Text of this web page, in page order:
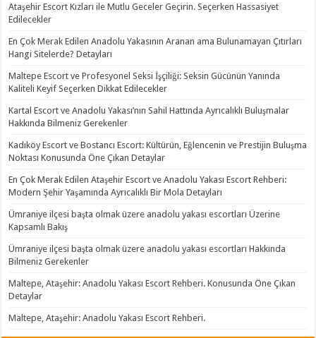
Ataşehir Escort Kızları ile Mutlu Geceler Geçirin. Seçerken Hassasiyet
Edilecekler
En Çok Merak Edilen Anadolu Yakasının Aranan ama Bulunamayan Çıtırları
Hangi Sitelerde? Detayları
Maltepe Escort ve Profesyonel Seksi İşçiliği: Seksin Gücünün Yanında
Kaliteli Keyif Seçerken Dikkat Edilecekler
Kartal Escort ve Anadolu Yakası’nın Sahil Hattında Ayrıcalıklı Buluşmalar
Hakkında Bilmeniz Gerekenler
Kadıköy Escort ve Bostancı Escort: Kültürün, Eğlencenin ve Prestijin Buluşma
Noktası Konusunda Öne Çıkan Detaylar
En Çok Merak Edilen Ataşehir Escort ve Anadolu Yakası Escort Rehberi:
Modern Şehir Yaşamında Ayrıcalıklı Bir Mola Detayları
Ümraniye ilçesi başta olmak üzere anadolu yakası escortları Üzerine
Kapsamlı Bakış
Ümraniye ilçesi başta olmak üzere anadolu yakası escortları Hakkında
Bilmeniz Gerekenler
Maltepe, Ataşehir: Anadolu Yakası Escort Rehberi. Konusunda Öne Çıkan
Detaylar
Maltepe, Ataşehir: Anadolu Yakası Escort Rehberi.